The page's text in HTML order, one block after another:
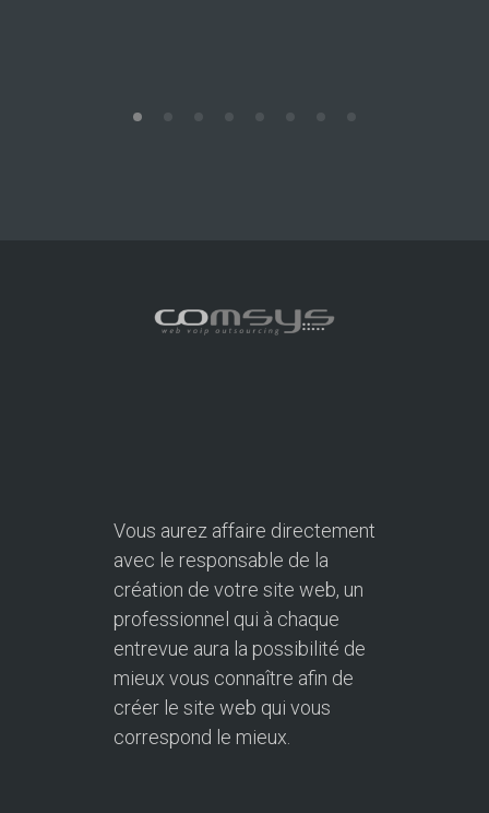
Vous aurez affaire directement
avec le responsable de la
création de votre site web, un
professionnel qui à chaque
entrevue aura la possibilité de
mieux vous connaître afin de
créer le site web qui vous
correspond le mieux.